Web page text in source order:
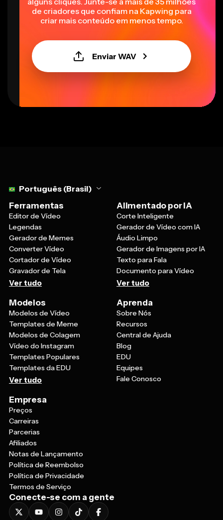
de criadores que confiam na Kapwing para
criar mais conteúdo em menos tempo.
Enviar WAV
Português (Brasil)
Ferramentas
Editor de Vídeo
Legendas
Gerador de Memes
Converter Vídeo
Cortador de Vídeo
Gravador de Tela
Ver tudo
Alimentado por IA
Corte Inteligente
Gerador de Vídeo com IA
Áudio Limpo
Gerador de Imagens por IA
Texto para Fala
Documento para Vídeo
Ver tudo
Modelos
Modelos de Vídeo
Templates de Meme
Modelos de Colagem
Vídeo do Instagram
Templates Populares
Templates da EDU
Ver tudo
Aprenda
Sobre Nós
Recursos
Central de Ajuda
Blog
EDU
Equipes
Fale Conosco
Empresa
Preços
Carreiras
Parcerias
Afiliados
Notas de Lançamento
Política de Reembolso
Política de Privacidade
Termos de Serviço
Conecte-se com a gente